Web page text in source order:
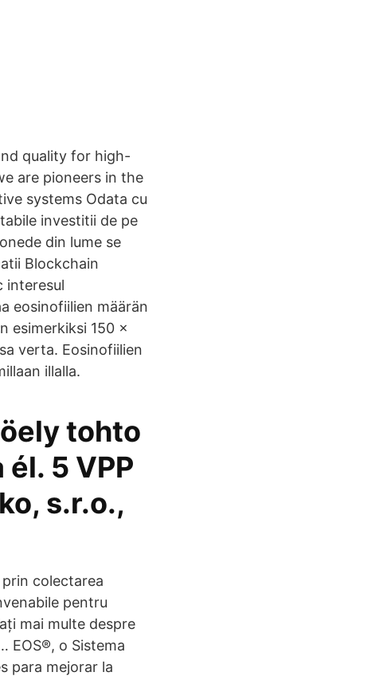
quality for high-
are pioneers in the
systems Odata cu
investitii de pe
din lume se
Blockchain
interesul
eosinofiilien määrän
esimerkiksi 150 ×
verta. Eosinofiilien
illalla.
tohto
5 VPP
s.r.o.,
prin colectarea
pentru
mai multe despre
EOS®, o Sistema
para mejorar la